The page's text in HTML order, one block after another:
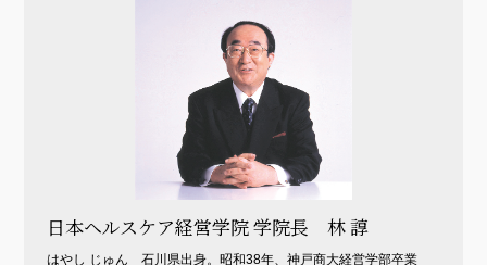
日本ヘルスケア経営学院 学院長 林 諄
はやし じゅん 石川県出身。昭和38年、神戸商大経営学部卒業